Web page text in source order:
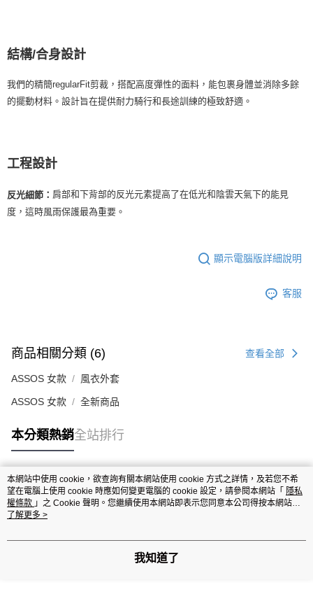
結構/合身設計
我們的精簡regularFit剪裁，搭配高度彈性的面料，能包裹身體並消除多餘
的擺動材料。設計旨在提供耐力騎行和長途訓練的極致舒適。
工程設計
反光細節： 肩部和下背部的反光元素提高了在低光和陰雲天氣下的能見
度，這時風雨保護最為重要。
顯示電腦版詳細說明
客服
商品相關分類 (6) 查看全部
ASSOS 女款 風衣外套
ASSOS 女款 全新商品
本分類熱銷全站排行
熱門標籤
本網站中使用 cookie，欲查詢有關本網站使用 cookie 方式之詳情，及若您不希
望在電腦上使用 cookie 時應如何變更電腦的 cookie 設定，請參閱本網站「 隱私
權條款 」之 Cookie 聲明。您繼續使用本網站即表示您同意本公司得按本網站使
用條款之 Cookie 聲明使用 cookie。
了解更多 >
我知道了